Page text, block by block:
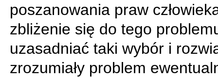
poszanowania praw
zbliżenie się do tego
uzasadniać taki wybór i
zrozumiały problem